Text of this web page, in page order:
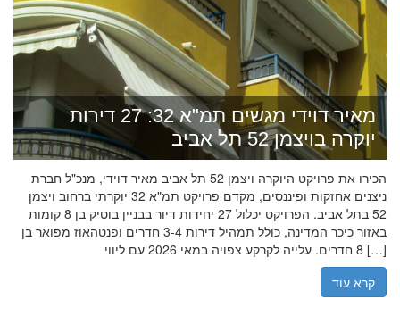
מאיר דוידי מגשים תמ"א 32: 27 דירות
יוקרה בויצמן 52 תל אביב
הכירו את פרויקט היוקרה ויצמן 52 תל אביב מאיר דוידי, מנכ"ל חברת
ניצנים אחזקות ופיננסים, מקדם פרויקט תמ"א 32 יוקרתי ברחוב ויצמן
52 בתל אביב. הפרויקט יכלול 27 יחידות דיור בבניין בוטיק בן 8 קומות
באזור כיכר המדינה, כולל תמהיל דירות 3-4 חדרים ופנטהאוז מפואר בן
8 חדרים. עלייה לקרקע צפויה במאי 2026 עם ליווי […]
קרא עוד